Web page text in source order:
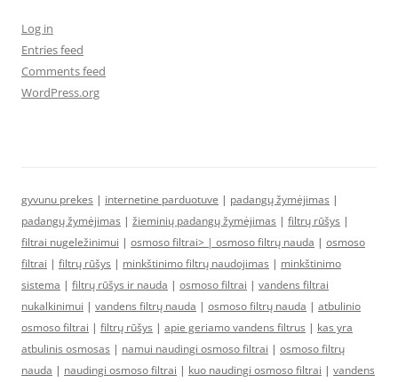
Log in
Entries feed
Comments feed
WordPress.org
gyvunu prekes | internetine parduotuve | padangų žymėjimas |
padangų žymėjimas | žieminių padangų žymėjimas | filtrų rūšys |
filtrai nugeležinimui | osmoso filtrai> | osmoso filtrų nauda | osmoso
filtrai | filtrų rūšys | minkštinimo filtrų naudojimas | minkštinimo
sistema | filtrų rūšys ir nauda | osmoso filtrai | vandens filtrai
nukalkinimui | vandens filtrų nauda | osmoso filtrų nauda | atbulinio
osmoso filtrai | filtrų rūšys | apie geriamo vandens filtrus | kas yra
atbulinis osmosas | namui naudingi osmoso filtrai | osmoso filtrų
nauda | naudingi osmoso filtrai | kuo naudingi osmoso filtrai | vandens